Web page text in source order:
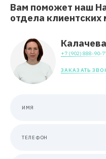
Вам поможет наш
отдела
+7 (902) 888-90-
ЗАКАЗАТЬ
ИМЯ
ТЕЛЕФОН